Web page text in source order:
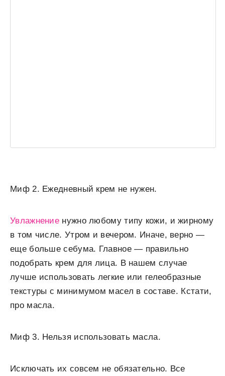
Миф 2. Ежедневный крем не нужен.
Увлажнение нужно любому типу кожи, и жирному
в том числе. Утром и вечером. Иначе, верно —
еще больше себума. Главное — правильно
подобрать крем для лица. В нашем случае
лучше использовать легкие или гелеобразные
текстуры с минимумом масел в составе. Кстати,
про масла.
Миф 3. Нельзя использовать масла.
Исключать их совсем не обязательно. Все